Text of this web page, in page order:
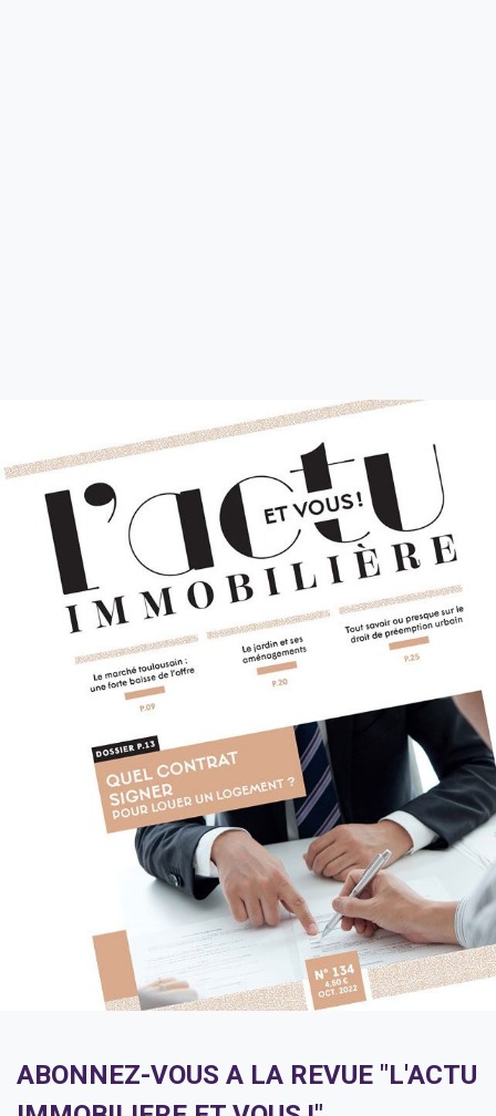
ABONNEZ-VOUS A LA REVUE "L'ACTU